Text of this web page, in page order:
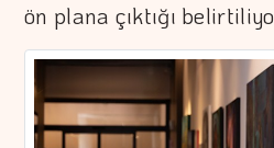
ön plana çıktığı